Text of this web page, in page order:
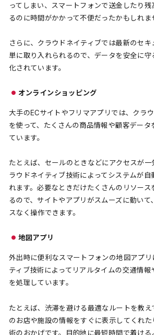
ってしまい、スマートフォンで送金したり残
るのに時間がかかって不便だったかもしれま
さらに、クラウドネイティブでは最新のセキ
単に取り入れられるので、データを安全に守
化されています。
オンラインショッピング
大手のECサイトやフリマアプリでは、クラ
を使って、たくさんの商品情報や顧客データ
ています。
たとえば、セールのときなどにアクセスが一
ラウドネイティブ技術によってシステムが自
れます。必要なときだけたくさんのリソース
るので、サイトやアプリがスムーズに動いて
スなく操作できます。
地図アプリ
外出時に便利なスマートフォンの地図アプリ
ティブ技術によってリアルタイムの交通情報
を処理しています。
たとえば、渋滞を避ける最適なルートを教え
のお店や施設の情報をすぐに表示してくれ
術のおかげです。目的地に最短時間で着ける